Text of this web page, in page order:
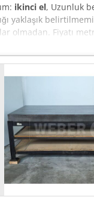
ikinci el, Uzunluk
yaklaşık
olmadan. Fiyatı
1000 x 800 mm
plaka.